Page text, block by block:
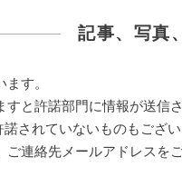
記事、写真
す。
すと許諾部門に情報が送信
されていないものもござ
ご連絡先メールアドレスを